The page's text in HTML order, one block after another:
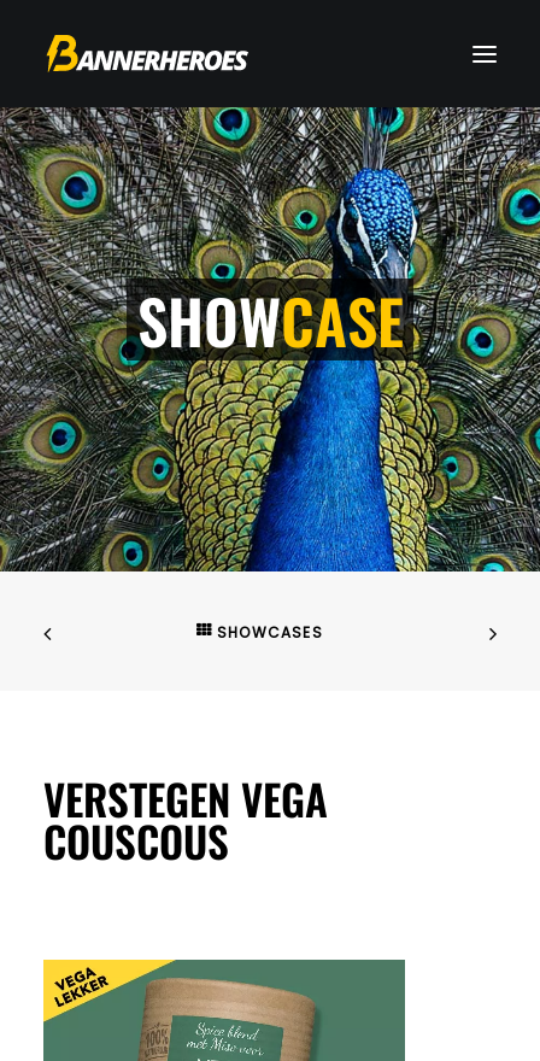
SHOWCASE
SHOWCASES
VERSTEGEN VEGA
COUSCOUS